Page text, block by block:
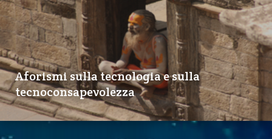
Aforismi sulla tecnologia e sulla
tecnoconsapevolezza